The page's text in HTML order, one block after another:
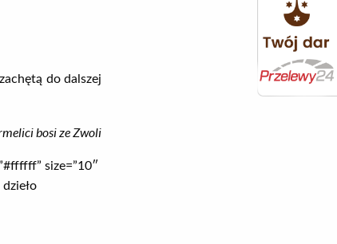
do dalszej
bosi ze Zwoli
size=”10″